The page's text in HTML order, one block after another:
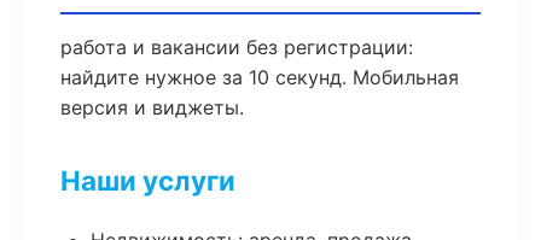
работа и вакансии без регистрации:
найдите нужное за 10 секунд. Мобильная
версия и виджеты.
Наши услуги